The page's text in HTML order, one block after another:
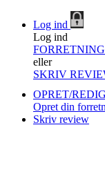
Log ind
Log ind
eller
SKRIV
OPRET/
Opret din
Skriv review